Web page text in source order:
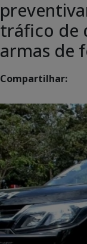
tráfico de
armas de
Compartilhar: